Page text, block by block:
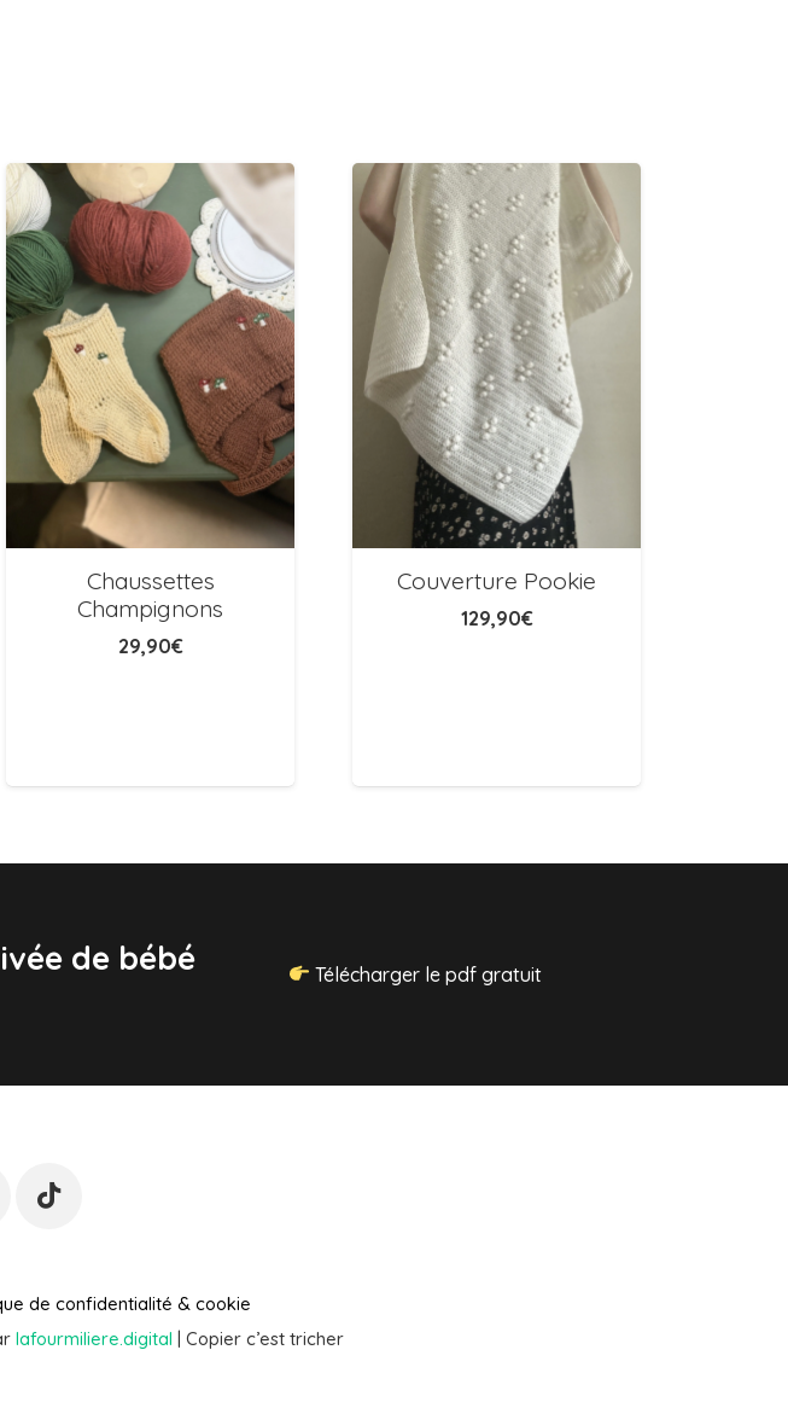
Chaussettes
Champignons
29,90€
Couverture Pookie
129,90€
de bébé Télécharger le pdf gratuit
de confidentialité & cookie
lafourmiliere.digital | Copier c’est tricher